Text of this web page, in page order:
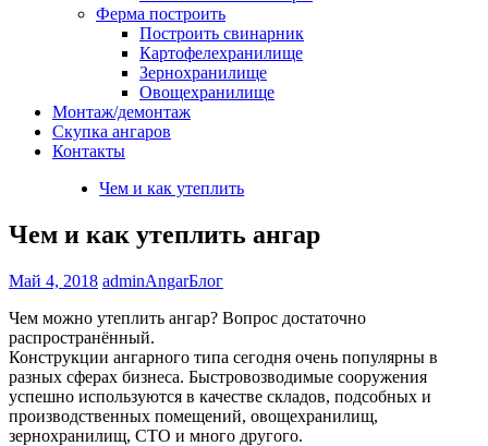
Ферма построить
Построить свинарник
Картофелехранилище
Зернохранилище
Овощехранилище
Монтаж/демонтаж
Скупка ангаров
Контакты
Чем и как утеплить
Чем и как утеплить ангар
Май 4, 2018 adminAngarБлог
Чем можно утеплить ангар? Вопрос достаточно
распространённый.
Конструкции ангарного типа сегодня очень популярны в
разных сферах бизнеса. Быстровозводимые сооружения
успешно используются в качестве складов, подсобных и
производственных помещений, овощехранилищ,
зернохранилищ, СТО и много другого.